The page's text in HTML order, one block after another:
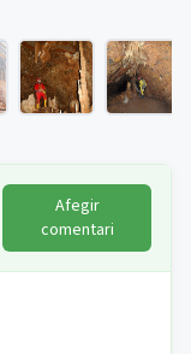
Afegir
comentari